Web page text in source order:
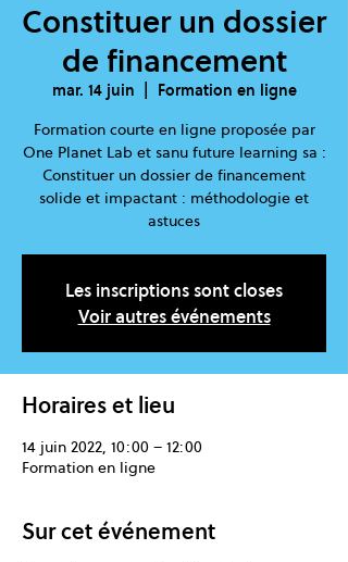
Constituer un dossier
de financement
mar. 14 juin
Formation en ligne
Formation courte en ligne proposée par
One Planet Lab et sanu future learning sa :
Constituer un dossier de financement
solide et impactant : méthodologie et
astuces
Les inscriptions sont closes
Voir autres événements
Horaires et lieu
14 juin 2022, 10:00 – 12:00
Formation en ligne
Sur cet événement